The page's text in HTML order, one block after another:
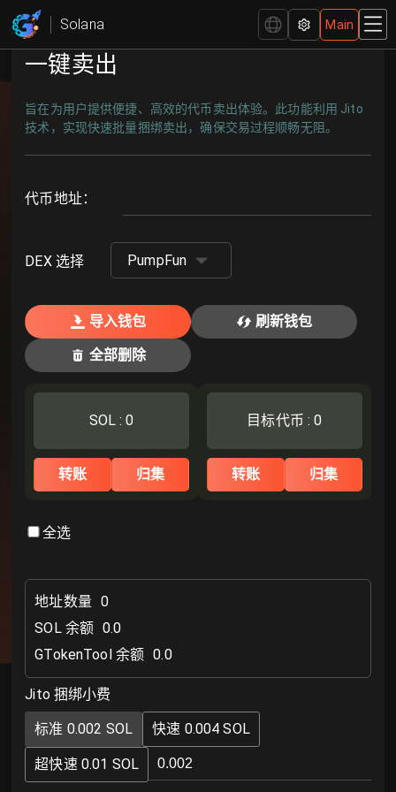
Solana Main
Pump 批量卖出 | 快速清仓 - GTokenTool
一键卖出
旨在为用户提供便捷、高效的代币卖出体验。此功能利用 Jito
技术，实现快速批量捆绑卖出，确保交易过程顺畅无阻。
代币地址：
DEX 选择 PumpFun
导入钱包 刷新钱包
全部删除
SOL :0
转账 归集
目标代币 :0
转账 归集
全选
地址数量 0
SOL 余额 0.0
GTokenTool 余额 0.0
Jito 捆绑小费
标准 0.002 SOL 快速 0.004 SOL
超快速 0.01 SOL